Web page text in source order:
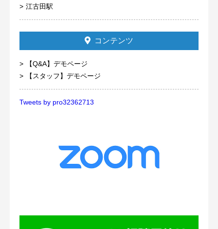
江古田駅
コンテンツ
【Q&A】デモページ
【スタッフ】デモページ
Tweets by pro32362713